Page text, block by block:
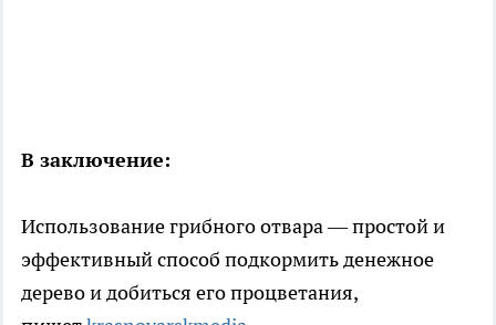
В заключение:
Использование грибного отвара — простой и
эффективный способ подкормить денежное
дерево и добиться его процветания,